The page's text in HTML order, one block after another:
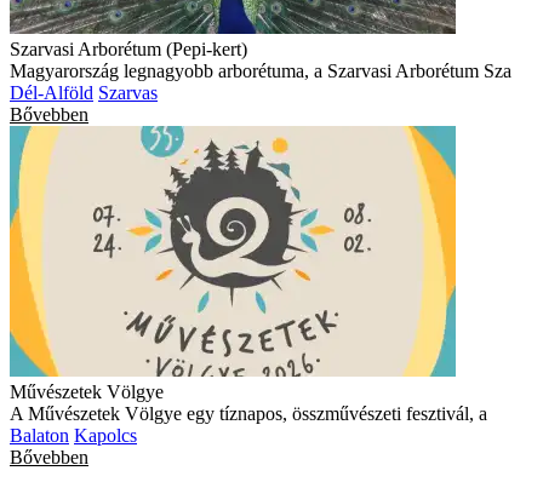
Szarvasi Arborétum (Pepi-kert)
Magyarország legnagyobb arborétuma, a Szarvasi Arborétum Sza
Dél-Alföld Szarvas
Bővebben
Művészetek Völgye
A Művészetek Völgye egy tíznapos, összművészeti fesztivál, a
Balaton Kapolcs
Bővebben